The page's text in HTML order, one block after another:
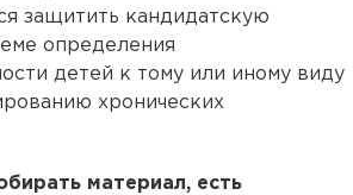
защитить кандидатскую
определения
детей к тому или иному виду
хронических
материал, есть